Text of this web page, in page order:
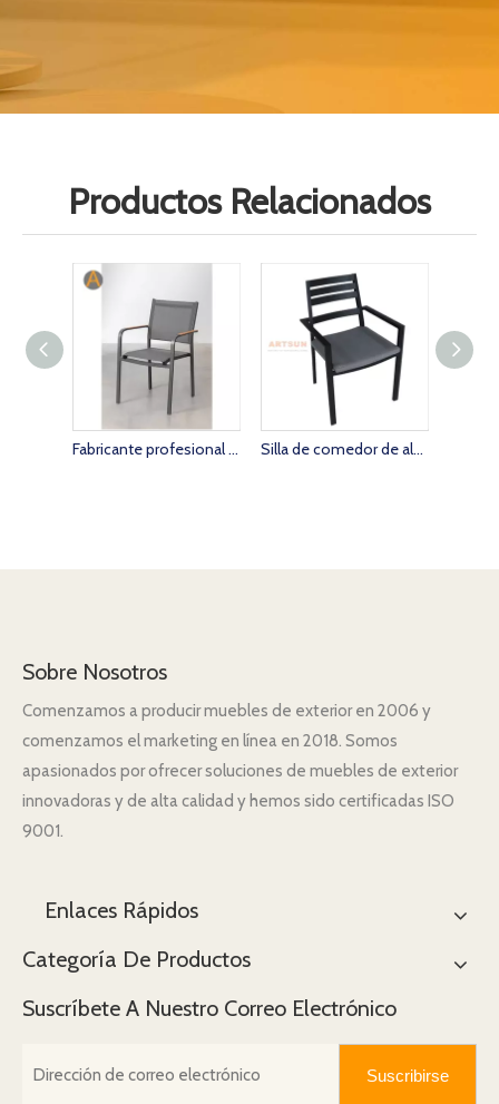
Productos Relacionados
Fabricante profesional Muebles para exteriores Silla de aluminio apilable para cafetería Silla de comedor de aluminio moderna para cafetería
Sobre Nosotros
Comenzamos a producir muebles de exterior en 2006 y
comenzamos el marketing en línea en 2018. Somos
apasionados por ofrecer soluciones de muebles de exterior
innovadoras y de alta calidad y hemos sido certificadas ISO
9001.
Enlaces Rápidos
Categoría De Productos
Suscríbete A Nuestro Correo Electrónico
Suscribirse